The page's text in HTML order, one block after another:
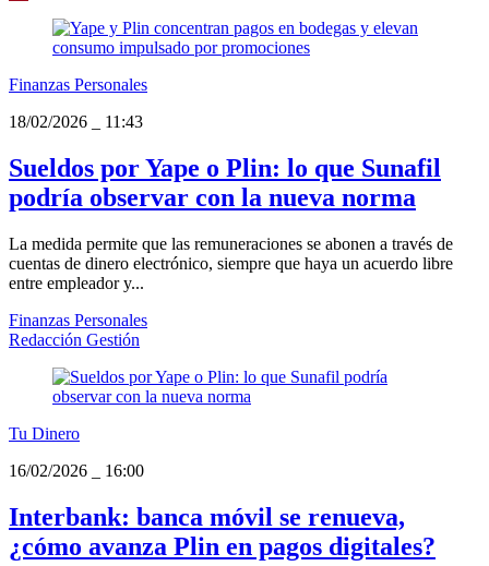
Finanzas Personales
18/02/2026
11:43
Sueldos por Yape o Plin: lo que Sunafil
podría observar con la nueva norma
La medida permite que las remuneraciones se abonen a través de
cuentas de dinero electrónico, siempre que haya un acuerdo libre
entre empleador y...
Finanzas Personales
Redacción Gestión
Tu Dinero
16/02/2026
16:00
Interbank: banca móvil se renueva,
¿cómo avanza Plin en pagos digitales?